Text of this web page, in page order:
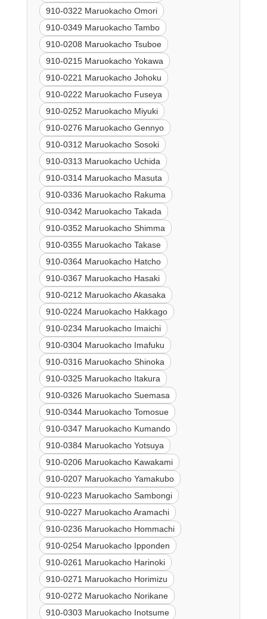
910-0322 Maruokacho Omori
910-0349 Maruokacho Tambo
910-0208 Maruokacho Tsuboe
910-0215 Maruokacho Yokawa
910-0221 Maruokacho Johoku
910-0222 Maruokacho Fuseya
910-0252 Maruokacho Miyuki
910-0276 Maruokacho Gennyo
910-0312 Maruokacho Sosoki
910-0313 Maruokacho Uchida
910-0314 Maruokacho Masuta
910-0336 Maruokacho Rakuma
910-0342 Maruokacho Takada
910-0352 Maruokacho Shimma
910-0355 Maruokacho Takase
910-0364 Maruokacho Hatcho
910-0367 Maruokacho Hasaki
910-0212 Maruokacho Akasaka
910-0224 Maruokacho Hakkago
910-0234 Maruokacho Imaichi
910-0304 Maruokacho Imafuku
910-0316 Maruokacho Shinoka
910-0325 Maruokacho Itakura
910-0326 Maruokacho Suemasa
910-0344 Maruokacho Tomosue
910-0347 Maruokacho Kumando
910-0384 Maruokacho Yotsuya
910-0206 Maruokacho Kawakami
910-0207 Maruokacho Yamakubo
910-0223 Maruokacho Sambongi
910-0227 Maruokacho Aramachi
910-0236 Maruokacho Hommachi
910-0254 Maruokacho Ipponden
910-0261 Maruokacho Harinoki
910-0271 Maruokacho Horimizu
910-0272 Maruokacho Norikane
910-0303 Maruokacho Inotsume